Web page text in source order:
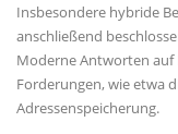
Insbesondere hybride
anschließend
Moderne Antworten
Forderungen, wie etwa
Adressenspeicherung.